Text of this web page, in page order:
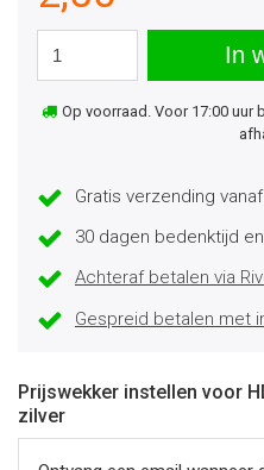
In
Op voorraad. Voor 17:00
Gratis verzending
30 dagen bedenktijd
Achteraf betalen via
Gespreid betalen met
Prijswekker instellen voor
zilver